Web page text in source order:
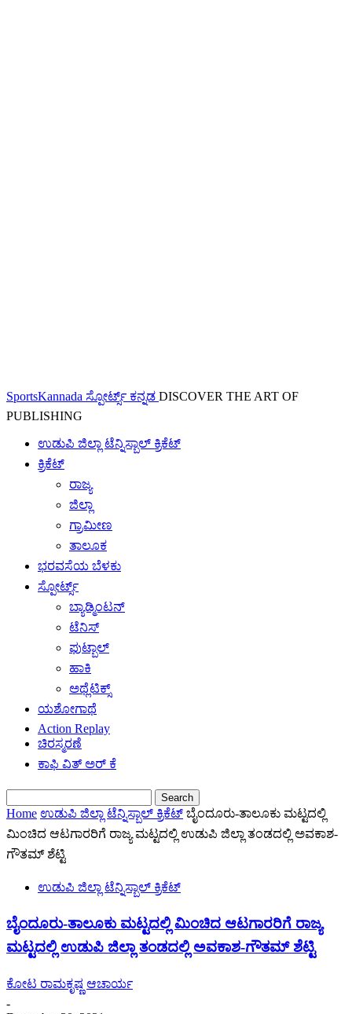
SportsKannada ಸ್ಪೋರ್ಟ್ಸ್ ಕನ್ನಡ DISCOVER THE ART OF
PUBLISHING
ಉಡುಪಿ ಜಿಲ್ಲಾ ಟೆನ್ನಿಸ್ಬಾಲ್ ಕ್ರಿಕೆಟ್
ಕ್ರಿಕೆಟ್
ರಾಜ್ಯ
ಜಿಲ್ಲಾ
ಗ್ರಾಮೀಣ
ತಾಲೂಕ
ಭರವಸೆಯ ಬೆಳಕು
ಸ್ಪೋರ್ಟ್ಸ್
ಬ್ಯಾಡ್ಮಿಂಟನ್
ಟೆನಿಸ್
ಫುಟ್ಬಾಲ್
ಹಾಕಿ
ಅಥ್ಲೆಟಿಕ್ಸ್
ಯಶೋಗಾಥೆ
Action Replay
ಚಿರಸ್ಮರಣೆ
ಕಾಫಿ ವಿತ್ ಅರ್ ಕೆ
Home ಉಡುಪಿ ಜಿಲ್ಲಾ ಟೆನ್ನಿಸ್ಬಾಲ್ ಕ್ರಿಕೆಟ್ ಬೈಂದೂರು-ತಾಲೂಕು ಮಟ್ಟದಲ್ಲಿ
ಮಿಂಚಿದ ಆಟಗಾರರಿಗೆ ರಾಜ್ಯ ಮಟ್ಟದಲ್ಲಿ ಉಡುಪಿ ಜಿಲ್ಲಾ ತಂಡದಲ್ಲಿ ಅವಕಾಶ-
ಗೌತಮ್ ಶೆಟ್ಟಿ
ಉಡುಪಿ ಜಿಲ್ಲಾ ಟೆನ್ನಿಸ್ಬಾಲ್ ಕ್ರಿಕೆಟ್
ಬೈಂದೂರು-ತಾಲೂಕು ಮಟ್ಟದಲ್ಲಿ ಮಿಂಚಿದ ಆಟಗಾರರಿಗೆ ರಾಜ್ಯ
ಮಟ್ಟದಲ್ಲಿ ಉಡುಪಿ ಜಿಲ್ಲಾ ತಂಡದಲ್ಲಿ ಅವಕಾಶ-ಗೌತಮ್ ಶೆಟ್ಟಿ
ಕೋಟ ರಾಮಕೃಷ್ಣ ಆಚಾರ್ಯ
-